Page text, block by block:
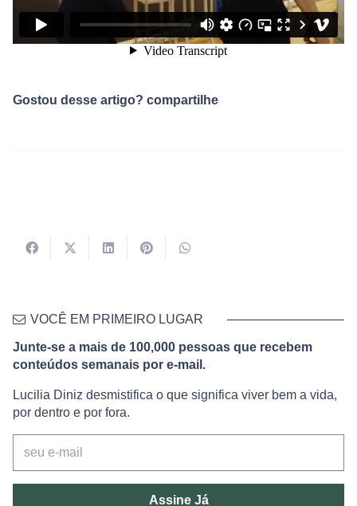
Gostou desse artigo? compartilhe
VOCÊ EM PRIMEIRO LUGAR
Junte-se a mais de 100,000 pessoas que recebem
conteúdos semanais por e-mail.
Lucilia Diniz desmistifica o que significa viver bem a vida,
por dentro e por fora.
Assine Já